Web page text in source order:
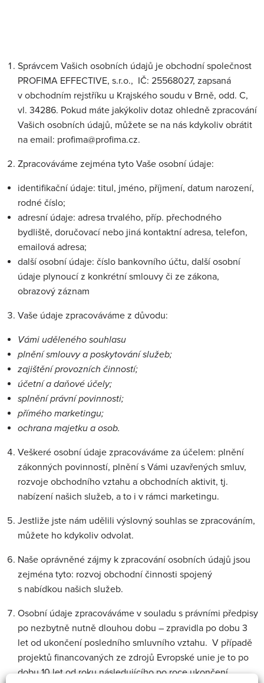
Správcem Vašich osobních údajů je obchodní společnost
PROFIMA EFFECTIVE, s.r.o., IČ: 25568027, zapsaná
v obchodním rejstříku u Krajského soudu v Brně, odd. C,
vl. 34286. Pokud máte jakýkoliv dotaz ohledně zpracování
Vašich osobních údajů, můžete se na nás kdykoliv obrátit
na email: profima@profima.cz.
Zpracováváme zejména tyto Vaše osobní údaje:
identifikační údaje: titul, jméno, příjmení, datum narození,
rodné číslo;
adresní údaje: adresa trvalého, příp. přechodného
bydliště, doručovací nebo jiná kontaktní adresa, telefon,
emailová adresa;
další osobní údaje: číslo bankovního účtu, další osobní
údaje plynoucí z konkrétní smlouvy či ze zákona,
obrazový záznam
Vaše údaje zpracováváme z důvodu:
Vámi uděleného souhlasu
plnění smlouvy a poskytování služeb;
zajištění provozních činností;
účetní a daňové účely;
splnění právní povinnosti;
přímého marketingu;
ochrana majetku a osob.
Veškeré osobní údaje zpracováváme za účelem: plnění
zákonných povinností, plnění s Vámi uzavřených smluv,
rozvoje obchodního vztahu a obchodních aktivit, tj.
nabízení našich služeb, a to i v rámci marketingu.
Jestliže jste nám udělili výslovný souhlas se zpracováním,
můžete ho kdykoliv odvolat.
Naše oprávněné zájmy k zpracování osobních údajů jsou
zejména tyto: rozvoj obchodní činnosti spojený
s nabídkou našich služeb.
Osobní údaje zpracováváme v souladu s právními předpisy
po nezbytně nutně dlouhou dobu – zpravidla po dobu 3
let od ukončení posledního smluvního vztahu. V případě
projektů financovaných ze zdrojů Evropské unie je to po
dobu 10 let od roku následujícího po roce ukončení